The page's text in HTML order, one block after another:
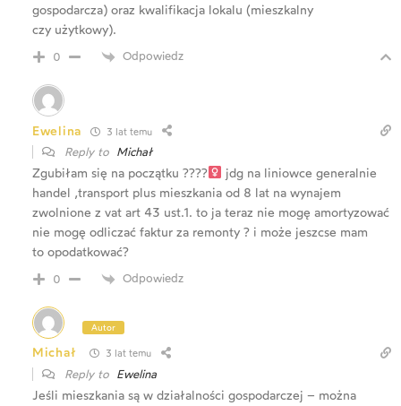
gospodarcza) oraz kwalifikacja lokalu (mieszkalny
czy użytkowy).
0 Odpowiedz
Ewelina 3 lat temu
Reply to Michał
Zgubiłam się na początku ????‍
jdg na liniowce generalnie
handel ,transport plus mieszkania od 8 lat na wynajem
zwolnione z vat art 43 ust.1. to ja teraz nie mogę amortyzować
nie mogę odliczać faktur za remonty ? i może jeszcse mam
to opodatkować?
0 Odpowiedz
Autor
Michał 3 lat temu
Reply to Ewelina
Jeśli mieszkania są w działalności gospodarczej – można